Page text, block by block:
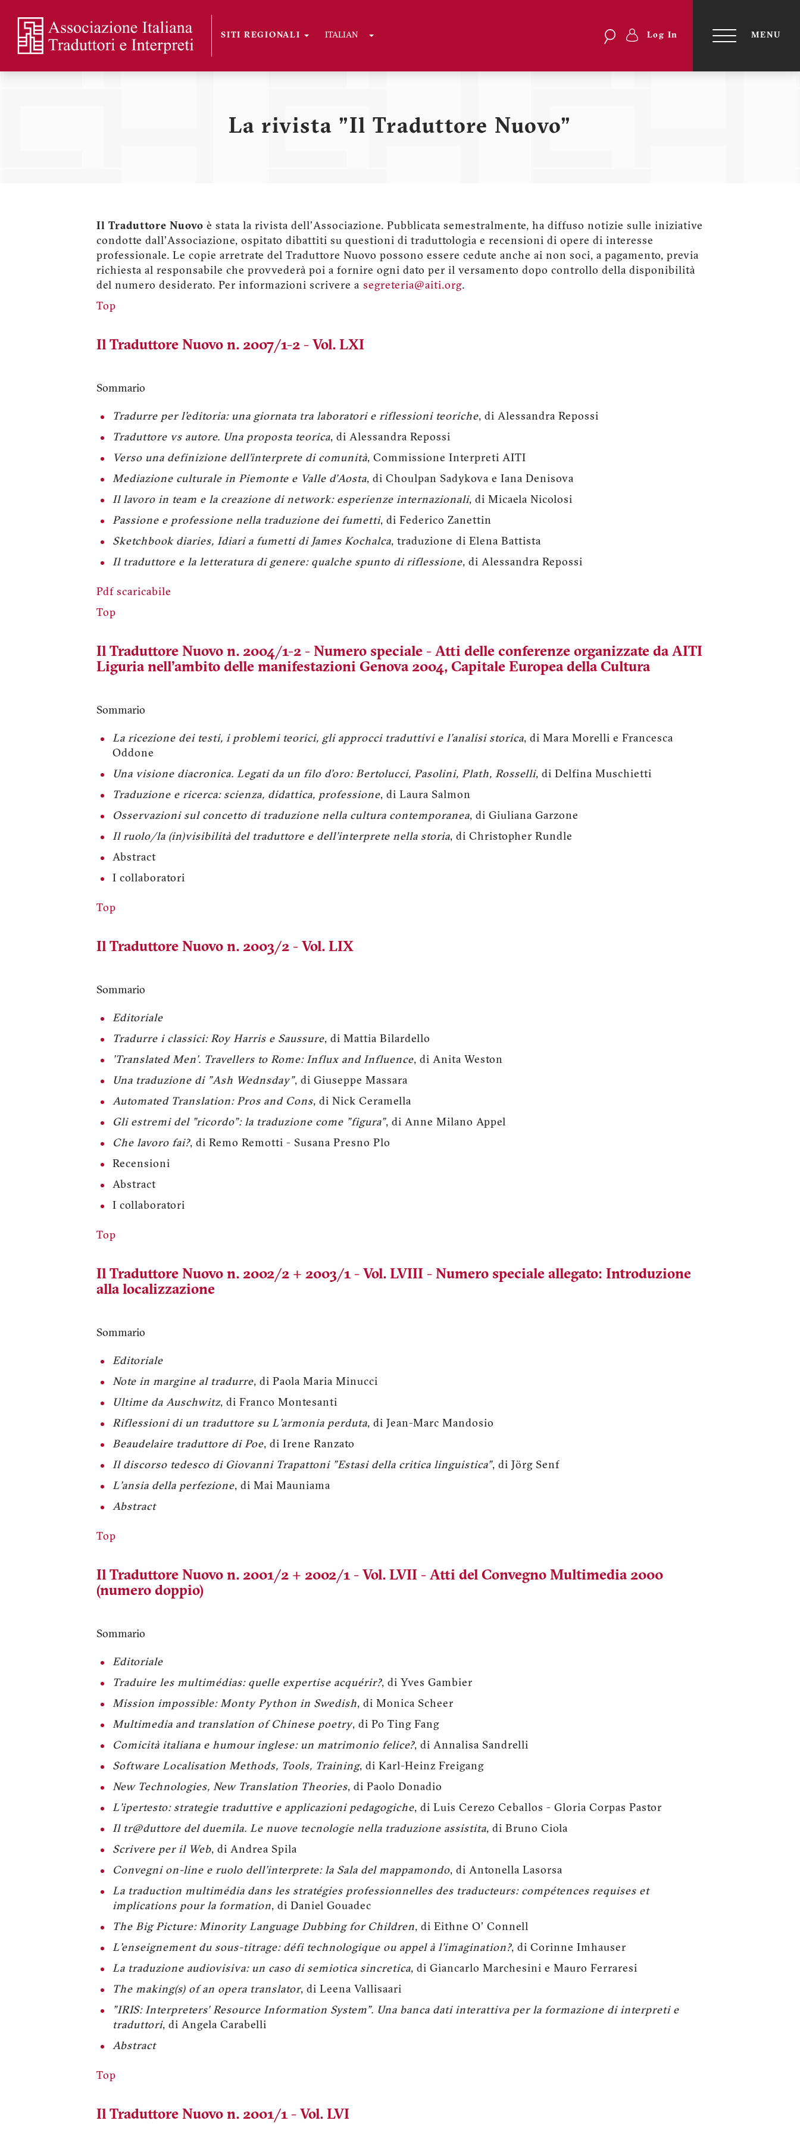
contenuto
principale
Sezioni
SITI REGIONALI ITALIAN Toggle Dropdown Search
SearchMenu
utente
Log In
TOGGLE
MENU
La rivista "Il Traduttore Nuovo"
Il Traduttore Nuovo è stata la rivista dell'Associazione. Pubblicata semestralmente, ha diffuso notizie sulle iniziative
condotte dall'Associazione, ospitato dibattiti su questioni di traduttologia e recensioni di opere di interesse
professionale. Le copie arretrate del Traduttore Nuovo possono essere cedute anche ai non soci, a pagamento, previa
richiesta al responsabile che provvederà poi a fornire ogni dato per il versamento dopo controllo della disponibilità
del numero desiderato. Per informazioni scrivere a segreteria@aiti.org.
Top
Il Traduttore Nuovo n. 2007/1-2 - Vol. LXI
Sommario
Tradurre per l’editoria: una giornata tra laboratori e riflessioni teoriche, di Alessandra Repossi
Traduttore vs autore. Una proposta teorica, di Alessandra Repossi
Verso una definizione dell’interprete di comunità, Commissione Interpreti AITI
Mediazione culturale in Piemonte e Valle d’Aosta, di Choulpan Sadykova e Iana Denisova
Il lavoro in team e la creazione di network: esperienze internazionali, di Micaela Nicolosi
Passione e professione nella traduzione dei fumetti, di Federico Zanettin
Sketchbook diaries, Idiari a fumetti di James Kochalca, traduzione di Elena Battista
Il traduttore e la letteratura di genere: qualche spunto di riflessione, di Alessandra Repossi
Pdf scaricabile
Top
Il Traduttore Nuovo n. 2004/1-2 - Numero speciale - Atti delle conferenze organizzate da AITI
Liguria nell'ambito delle manifestazioni Genova 2004, Capitale Europea della Cultura
Sommario
La ricezione dei testi, i problemi teorici, gli approcci traduttivi e l'analisi storica, di Mara Morelli e Francesca
Oddone
Una visione diacronica. Legati da un filo d'oro: Bertolucci, Pasolini, Plath, Rosselli, di Delfina Muschietti
Traduzione e ricerca: scienza, didattica, professione, di Laura Salmon
Osservazioni sul concetto di traduzione nella cultura contemporanea, di Giuliana Garzone
Il ruolo/la (in)visibilità del traduttore e dell'interprete nella storia, di Christopher Rundle
Abstract
I collaboratori
Top
Il Traduttore Nuovo n. 2003/2 - Vol. LIX
Sommario
Editoriale
Tradurre i classici: Roy Harris e Saussure, di Mattia Bilardello
'Translated Men'. Travellers to Rome: Influx and Influence, di Anita Weston
Una traduzione di "Ash Wednsday", di Giuseppe Massara
Automated Translation: Pros and Cons, di Nick Ceramella
Gli estremi del "ricordo": la traduzione come "figura", di Anne Milano Appel
Che lavoro fai?, di Remo Remotti - Susana Presno Plo
Recensioni
Abstract
I collaboratori
Top
Il Traduttore Nuovo n. 2002/2 + 2003/1 - Vol. LVIII - Numero speciale allegato: Introduzione
alla localizzazione
Sommario
Editoriale
Note in margine al tradurre, di Paola Maria Minucci
Ultime da Auschwitz, di Franco Montesanti
Riflessioni di un traduttore su L'armonia perduta, di Jean-Marc Mandosio
Beaudelaire traduttore di Poe, di Irene Ranzato
Il discorso tedesco di Giovanni Trapattoni "Estasi della critica linguistica", di Jörg Senf
L'ansia della perfezione, di Mai Mauniama
Abstract
Top
Il Traduttore Nuovo n. 2001/2 + 2002/1 - Vol. LVII - Atti del Convegno Multimedia 2000
(numero doppio)
Sommario
Editoriale
Traduire les multimédias: quelle expertise acquérir?, di Yves Gambier
Mission impossible: Monty Python in Swedish, di Monica Scheer
Multimedia and translation of Chinese poetry, di Po Ting Fang
Comicità italiana e humour inglese: un matrimonio felice?, di Annalisa Sandrelli
Software Localisation Methods, Tools, Training, di Karl-Heinz Freigang
New Technologies, New Translation Theories, di Paolo Donadio
L'ipertesto: strategie traduttive e applicazioni pedagogiche, di Luis Cerezo Ceballos - Gloria Corpas Pastor
Il tr@duttore del duemila. Le nuove tecnologie nella traduzione assistita, di Bruno Ciola
Scrivere per il Web, di Andrea Spila
Convegni on-line e ruolo dell'interprete: la Sala del mappamondo, di Antonella Lasorsa
La traduction multimédia dans les stratégies professionnelles des traducteurs: compétences requises et
implications pour la formation, di Daniel Gouadec
The Big Picture: Minority Language Dubbing for Children, di Eithne O' Connell
L'enseignement du sous-titrage: défi technologique ou appel à l'imagination?, di Corinne Imhauser
La traduzione audiovisiva: un caso di semiotica sincretica, di Giancarlo Marchesini e Mauro Ferraresi
The making(s) of an opera translator, di Leena Vallisaari
"IRIS: Interpreters' Resource Information System". Una banca dati interattiva per la formazione di interpreti e
traduttori, di Angela Carabelli
Abstract
Top
Il Traduttore Nuovo n. 2001/1 - Vol. LVI